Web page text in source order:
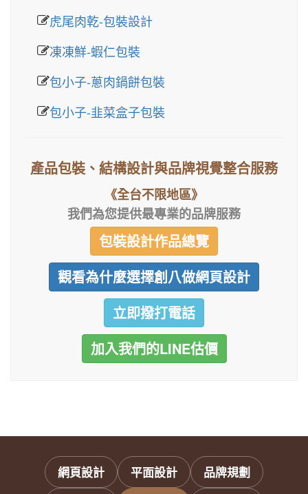
虎尾肉乾-包裝設計
凍凍鮮-蝦仁包裝
包小子-蔥肉鍋餅包裝
包小子-韭菜盒子包裝
產品包裝、結構設計與品牌視覺整合服務
《全台不限地區》
我們為您提供最專業的品牌服務
包裝設計作品總覽
觀看為什麼選擇創八做網頁設計
立即撥打電話
加入我們的LINE估價
網頁設計 平面設計
品牌規劃